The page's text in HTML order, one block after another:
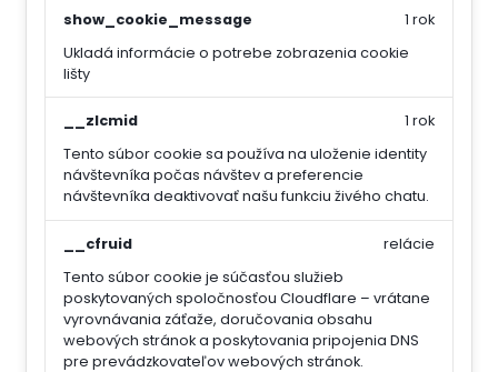
show_cookie_message
Ukladá informácie o potrebe zobrazenia cookie
lišty
1 rok
__zlcmid
Tento súbor cookie sa používa na uloženie identity
návštevníka počas návštev a preferencie
návštevníka deaktivovať našu funkciu živého chatu.
1 rok
__cfruid
Tento súbor cookie je súčasťou služieb
poskytovaných spoločnosťou Cloudflare – vrátane
vyrovnávania záťaže, doručovania obsahu
webových stránok a poskytovania pripojenia DNS
pre prevádzkovateľov webových stránok.
relácie